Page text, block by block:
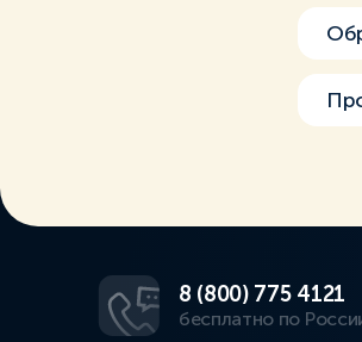
8 (800) 775 4121
бесплатно по